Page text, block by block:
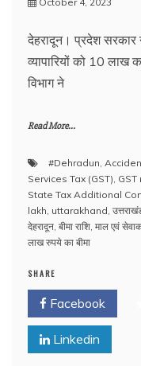
देहरादून। प्रदेश
व्यापारियों को 10 लाख
विभाग ने
Read More...
#Dehradun,
Services Tax (GST),
State Tax Additional
lakh, uttarakhand,
देहरादून, बीमा राशि, माल एवं
लाख रुपये का बीमा
SHARE
Facebook
Linkedin